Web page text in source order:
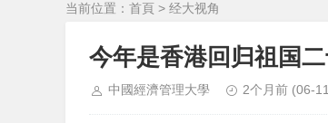
当前位置： 首頁 > 经大视角
今年是香港回归祖国
中國經濟管理大學 2个月前 (06-